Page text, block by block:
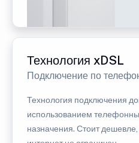
Технология xDSL
Подключение по
Технология подключения
использованием
назначения. Стоит